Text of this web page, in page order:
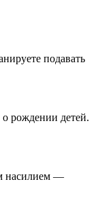
подавать
о рождении детей.
насилием —